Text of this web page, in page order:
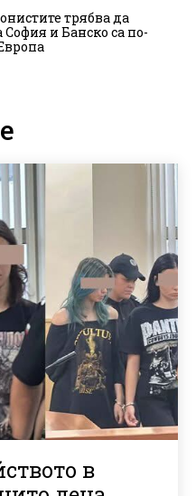
трябва да
и Банско са по-
в